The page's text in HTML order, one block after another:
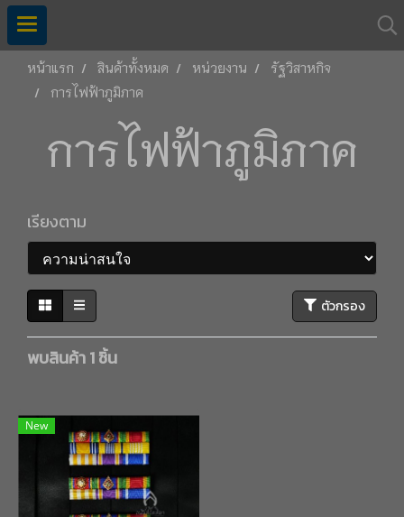
หน้าแรก สินค้าทั้งหมด หน่วยงาน
รัฐวิสาหกิจ
การไฟฟ้าภูมิภาค
การไฟฟ้าภูมิภาค
เรียงตาม
ตัวกรอง
พบสินค้า 1 ชิ้น
New